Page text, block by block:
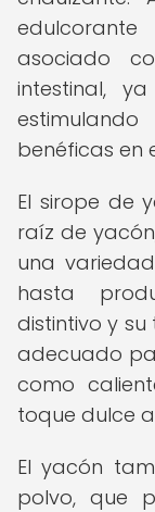
asociado
intestinal,
benéficas en
El sirope de
raíz de
una
hasta
distintivo y
adecuado
como
toque dulce
El yacón
polvo, que